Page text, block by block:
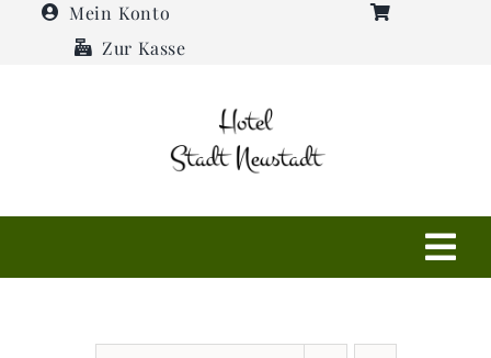
Mein Konto
Zur Kasse